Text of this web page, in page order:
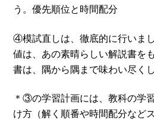
う。優先順位と時間配分
④模試直しは、徹底的に行いま
値は、あの素晴らしい解説書を
書は、隅から隅まで味わい尽く
＊③の学習計画には、教科の学
け方（解く順番や時間配分など